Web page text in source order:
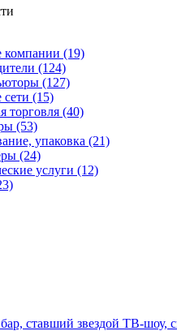
компании (19)
(124)
(127)
сети (15)
торговля (40)
(53)
упаковка (21)
(24)
услуги (12)
ставший звездой ТВ-шоу,